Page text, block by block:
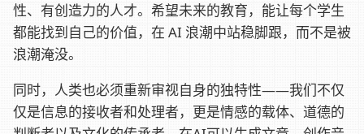
性、有创造力的人才。希望未来的教育，能让每个学生
都能找到自己的价值，在 AI 浪潮中站稳脚跟，而不是被
浪潮淹没。
同时，人类也必须重新审视自身的独特性——我们不仅
仅是信息的接收者和处理者，更是情感的载体、道德的